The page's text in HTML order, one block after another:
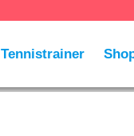
Tennistrainer